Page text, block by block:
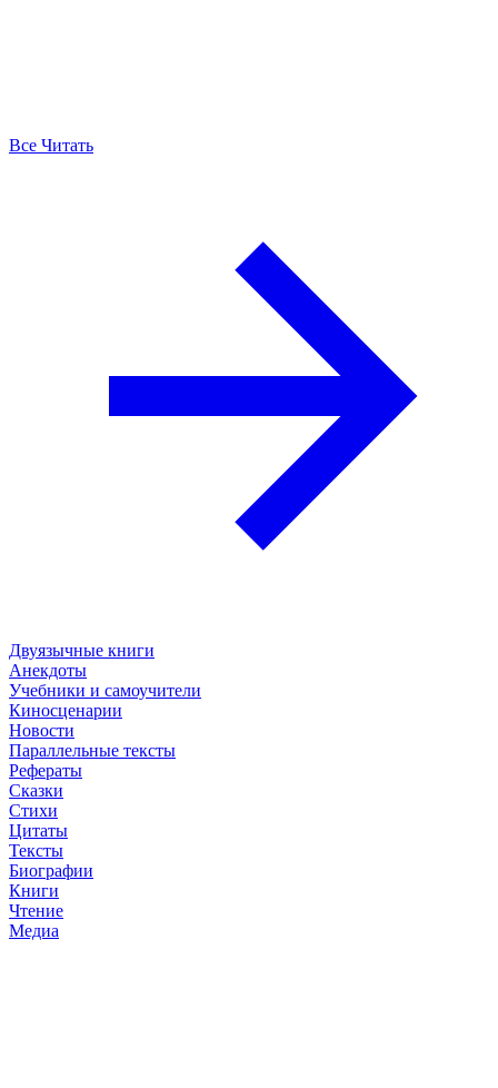
Все Читать
Двуязычные книги
Анекдоты
Учебники и самоучители
Киносценарии
Новости
Параллельные тексты
Рефераты
Сказки
Стихи
Цитаты
Тексты
Биографии
Книги
Чтение
Медиа